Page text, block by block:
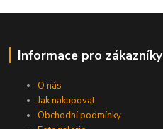
Informace pro zákazníky
O nás
Jak nakupovat
Obchodní podmínky